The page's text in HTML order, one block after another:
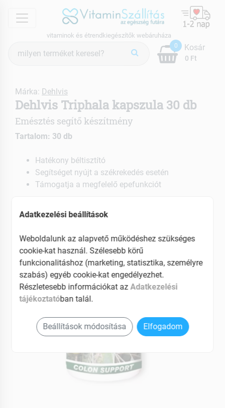
menu
vitaminok és étrendkiegészítők webáruháza
keresés
0
0 Ft
Kosár
Márka: Dehlvis
Dehlvis Triphala kapszula 30 db
Emésztés segítő készítmény
Tartalom: 30 db
Hatékony béltisztító
Segítséget nyújt a székrekedés esetén
Támogatja a megfelelő epefunkciót
Adatkezelési beállítások
Weboldalunk az alapvető működéshez szükséges
cookie-kat használ. Szélesebb körű
funkcionalitáshoz (marketing, statisztika, személyre
szabás) egyéb cookie-kat engedélyezhet.
Részletesebb információkat azAdatkezelési
tájékoztatóban talál.
Beállítások módosítása Elfogadom